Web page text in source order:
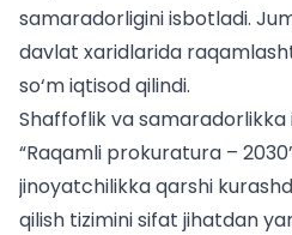
samaradorligini isbotladi.
davlat xaridlarida
so‘m iqtisod qilindi.
Shaffoflik va samaradorlikka
“Raqamli prokuratura –
jinoyatchilikka qarshi
qilish tizimini sifat jihatdan